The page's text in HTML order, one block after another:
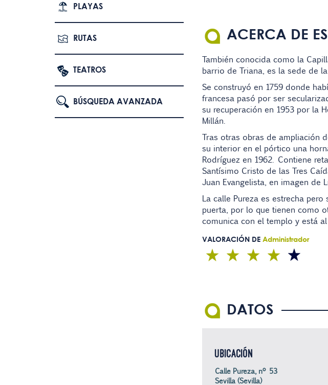
PLAYAS
RUTAS
TEATROS
BÚSQUEDA AVANZADA
ACERCA DE
También conocida como la
barrio de Triana, es la sede de la
Se construyó en 1759 donde
francesa pasó por ser
su recuperación en 1953 por la
Millán.
Tras otras obras de ampliación
su interior en el pórtico una
Rodríguezen 1962. Contiene
Santísimo Cristo de las Tres
Juan Evangelista, en imagen de
La calle Pureza es estrecha
puerta, por lo que tienen como
comunica con el templo y está
VALORACIÓN DE Administrador
DATOS
UBICACIÓN
Calle Pureza, nº 53
Sevilla (Sevilla)